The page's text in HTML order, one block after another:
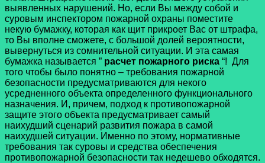
выявленных нарушений. Но, если Вы между собой и
суровым инспектором пожарной охраны поместите
некую бумажку, которая как щит прикроет Вас от штрафа,
то Вы вполне сможете, с большой долей вероятности,
вывернуться из сомнительной ситуации. И эта самая
бумажка называется ” расчет пожарного риска “! Для
того чтобы было понятно – требования пожарной
безопасности предусматриваются для некого
усредненного объекта определенного функционального
назначения. И, причем, подход к противопожарной
защите этого объекта предусматривает самый
наихудший сценарий развития пожара в самой
наихудшей ситуации. Именно по этому, нормативные
требования так суровы и средства обеспечения
противопожарной безопасности так недешево обходятся.